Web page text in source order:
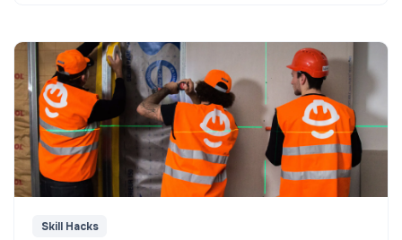
Skill Hacks